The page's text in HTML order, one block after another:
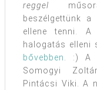
reggel
beszélgettünk
ellene tenni. A
halogatás elleni
bővebben. :) A
Somogyi
Pintácsi Viki. A